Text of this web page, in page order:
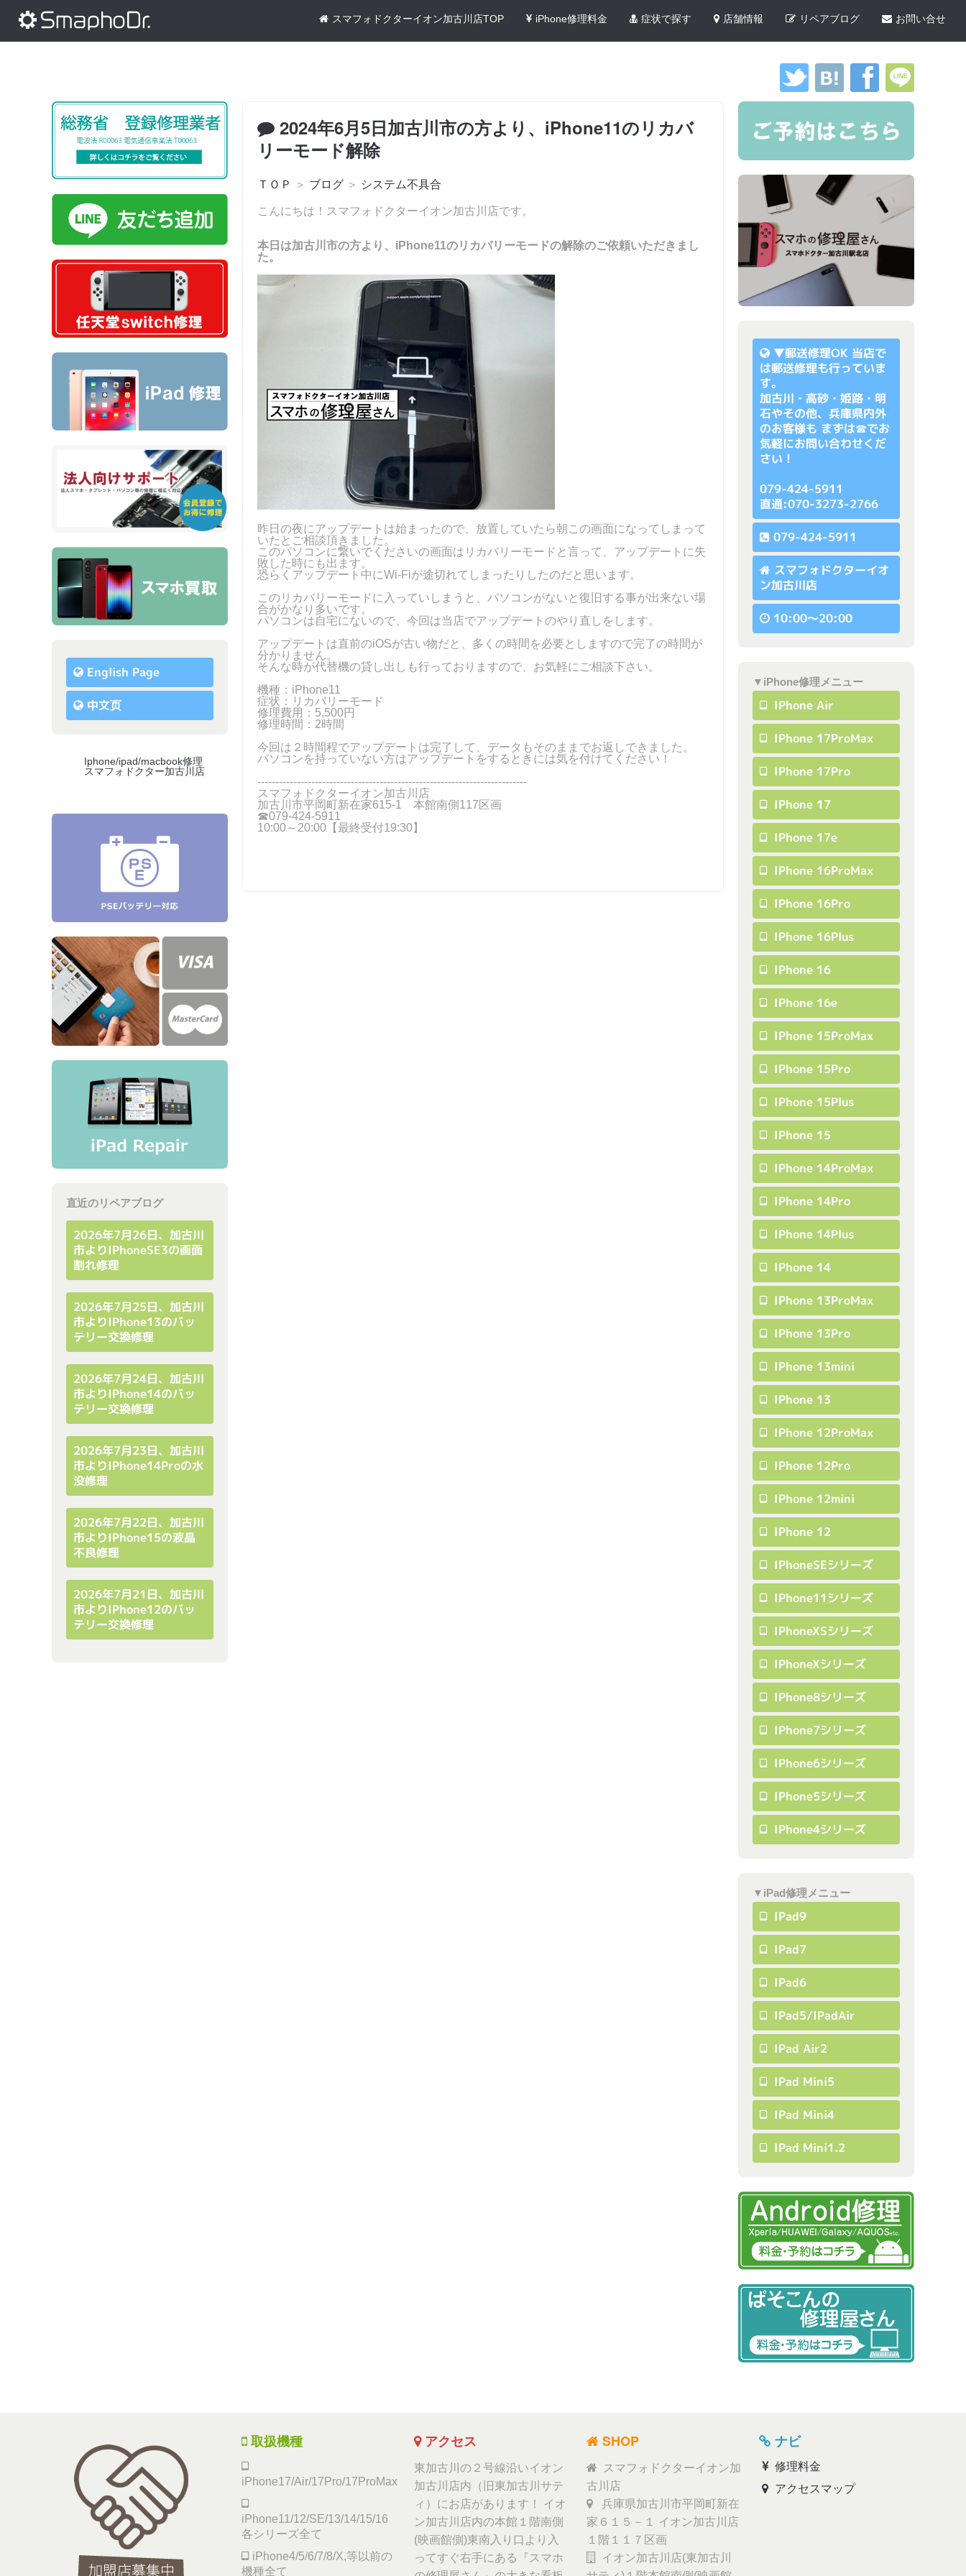
スマフォドクターイオン加古川店TOP iPhone修理料金 症状で探す 店舗情報 リペアブログ お問い合せ
English Page
中文页
Iphone/ipad/macbook修理
スマフォドクター加古川店
直近のリペアブログ
2026年7月26日、加古川
市よりiPhoneSE3の画面
割れ修理
2026年7月25日、加古川
市よりiPhone13のバッ
テリー交換修理
2026年7月24日、加古川
市よりiPhone14のバッ
テリー交換修理
2026年7月23日、加古川
市よりiPhone14Proの水
没修理
2026年7月22日、加古川
市よりiPhone15の液晶
不良修理
2026年7月21日、加古川
市よりiPhone12のバッ
テリー交換修理
2024年6月5日加古川市の方より、iPhone11のリカバ
リーモード解除
ＴＯＰ ＞ ブログ ＞ システム不具合
こんにちは！スマフォドクターイオン加古川店です。
本日は加古川市の方より、iPhone11のリカバリーモードの解除のご依頼いただきまし
た。
昨日の夜にアップデートは始まったので、放置していたら朝この画面になってしまって
いたとご相談頂きました。
このパソコンに繋いでくださいの画面はリカバリーモードと言って、アップデートに失
敗した時にも出ます。
恐らくアップデート中にWi-Fiが途切れてしまったりしたのだと思います。
このリカバリーモードに入っていしまうと、パソコンがないと復旧する事が出来ない場
合がかなり多いです。
パソコンは自宅にないので、今回は当店でアップデートのやり直しをします。
アップデートは直前のiOSが古い物だと、多くの時間を必要としますので完了の時間が
分かりません。
そんな時が代替機の貸し出しも行っておりますので、お気軽にご相談下さい。
機種：iPhone11
症状：リカバリーモード
修理費用：5,500円
修理時間：2時間
今回は２時間程でアップデートは完了して、データもそのままでお返しできました。
パソコンを持っていない方はアップデートをするときには気を付けてください！
---------------------------------------------------------------------------
スマフォドクターイオン加古川店
加古川市平岡町新在家615-1 本館南側117区画
☎079-424-5911
10:00～20:00【最終受付19:30】
▼郵送修理OK 当店で
は郵送修理も行っていま
す。
加古川・高砂・姫路・明
石やその他、兵庫県内外
のお客様も まずは☎でお
気軽にお問い合わせくだ
さい！
079-424-5911
直通:070-3273-2766
079-424-5911
スマフォドクターイオ
ン加古川店
10:00〜20:00
▼iPhone修理メニュー
IPhone Air
IPhone 17ProMax
IPhone 17Pro
IPhone 17
IPhone 17e
IPhone 16ProMax
IPhone 16Pro
IPhone 16Plus
IPhone 16
IPhone 16e
IPhone 15ProMax
IPhone 15Pro
IPhone 15Plus
IPhone 15
IPhone 14ProMax
IPhone 14Pro
IPhone 14Plus
IPhone 14
IPhone 13ProMax
IPhone 13Pro
IPhone 13mini
IPhone 13
IPhone 12ProMax
IPhone 12Pro
IPhone 12mini
IPhone 12
IPhoneSEシリーズ
IPhone11シリーズ
IPhoneXSシリーズ
IPhoneXシリーズ
IPhone8シリーズ
IPhone7シリーズ
IPhone6シリーズ
IPhone5シリーズ
IPhone4シリーズ
▼iPad修理メニュー
IPad9
IPad7
IPad6
IPad5/iPadAir
IPad Air2
IPad Mini5
IPad Mini4
IPad Mini1.2
取扱機種
iPhone17/Air/17Pro/17ProMax
iPhone11/12/SE/13/14/15/16
各シリーズ全て
iPhone4/5/6/7/8/X,等以前の
機種全て
アクセス
東加古川の２号線沿いイオン
加古川店内（旧東加古川サテ
ィ）にお店があります！ イオ
ン加古川店内の本館１階南側
(映画館側)東南入り口より入
ってすぐ右手にある『スマホ
SHOP
スマフォドクターイオン加
古川店
兵庫県加古川市平岡町新在
家６１５－１ イオン加古川店
１階１１７区画
イオン加古川店(東加古川
ナビ
修理料金
アクセスマップ